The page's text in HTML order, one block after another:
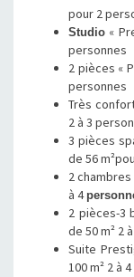
pour 2
Studio «
personnes
2 pièces «
personnes
Très
2 à 3
3 pièces
de 56
2
à 4
2 pièces-3
de 50 m² 2
Suite
100 m² 2 à